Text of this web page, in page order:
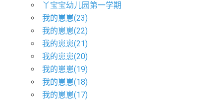
丫宝宝幼儿园第一学期
我的崽崽(23)
我的崽崽(22)
我的崽崽(21)
我的崽崽(20)
我的崽崽(19)
我的崽崽(18)
我的崽崽(17)